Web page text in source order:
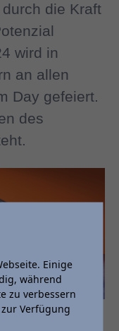
die Kraft
wird in
an allen
Day gefeiert.
des
Einige
während
zu verbessern
Verfügung